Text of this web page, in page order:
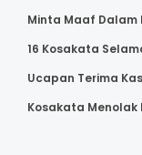
Minta Maaf Dalam
16 Kosakata
Ucapan Terima
Kosakata Menolak